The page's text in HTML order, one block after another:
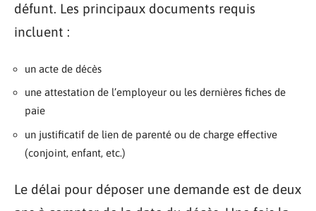
défunt. Les principaux documents requis
incluent :
un acte de décès
une attestation de l’employeur ou les dernières fiches de
paie
un justificatif de lien de parenté ou de charge effective
(conjoint, enfant, etc.)
Le délai pour déposer une demande est de deux